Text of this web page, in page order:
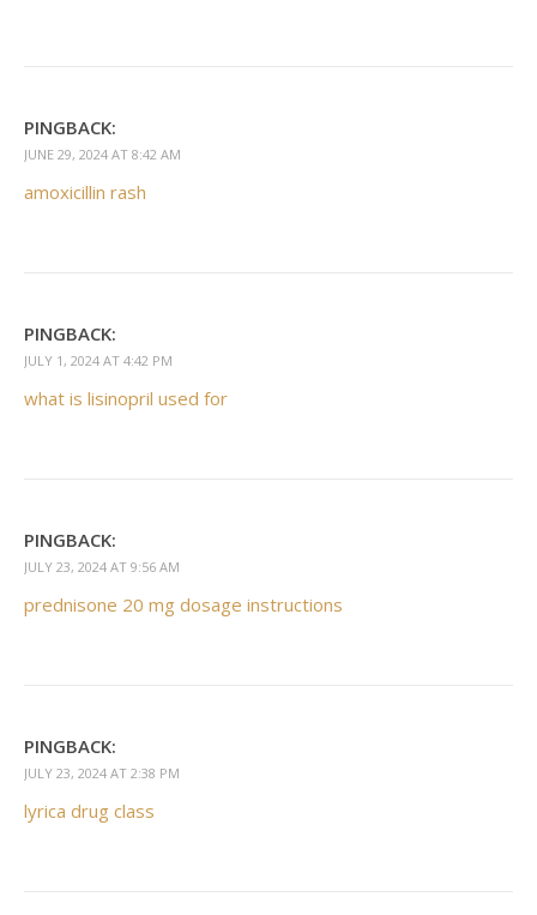
PINGBACK:
JUNE 29, 2024 AT 8:42 AM
amoxicillin rash
PINGBACK:
JULY 1, 2024 AT 4:42 PM
what is lisinopril used for
PINGBACK:
JULY 23, 2024 AT 9:56 AM
prednisone 20 mg dosage instructions
PINGBACK:
JULY 23, 2024 AT 2:38 PM
lyrica drug class